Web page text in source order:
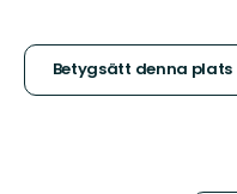
stjärnor
Betygsätt denna plats